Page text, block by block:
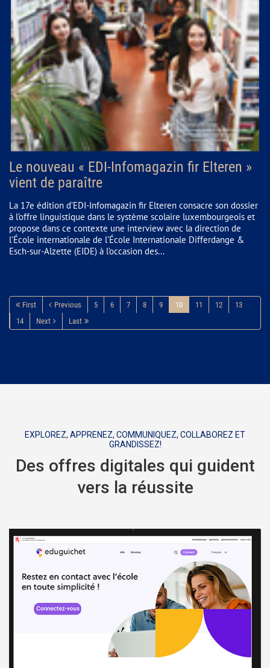
Le nouveau « EDI-Infomagazin fir Elteren »
vient de paraître
La 17e édition d’EDI-Infomagazin fir Elteren consacre son dossier
à l’offre linguistique dans le système scolaire luxembourgeois et
propose dans ce contexte une interview avec la direction de
l’École internationale de l’École Internationale Differdange &
Esch-sur-Alzette (EIDE) à l’occasion des...
First Previous 5 6 7 8 9 10 11 12
13
14
Next Last
EXPLOREZ, APPRENEZ, COMMUNIQUEZ, COLLABOREZ ET
GRANDISSEZ!
Des offres digitales qui guident
vers la réussite